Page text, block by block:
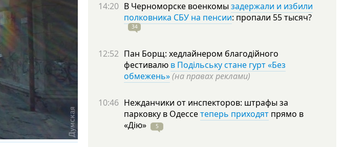
14:20 В Черноморске военкомы задержали и избили
полковника СБУ на пенсии: пропали 55тысяч?
34
12:52 Пан Борщ: хедлайнером благодійного
фестивалю в Подільську стане гурт «Без
обмежень»(на правах реклами)
10:46 Нежданчики от инспекторов: штрафы за
парковку в Одессетеперь приходят прямо в
«Дію»
5